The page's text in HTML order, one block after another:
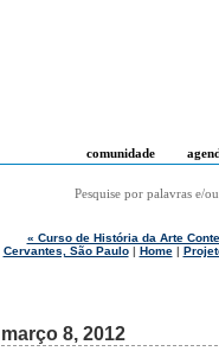
comunidade
Pesquise por palavras e/
« Curso de História da Arte
Cervantes, São Paulo| Home|
março 8, 2012